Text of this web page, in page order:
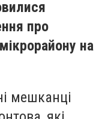
про
на
мешканці